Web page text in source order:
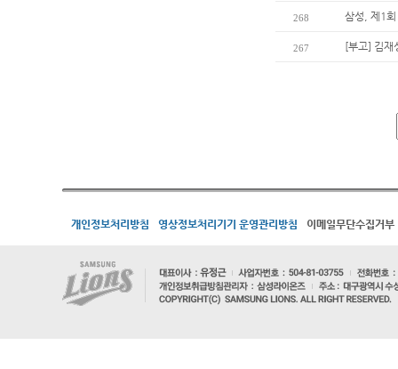
268 삼성, 제1회
267 [부고] 김재
개인정보처리방침 영상정보처리기기 운영관리방침 이메일무단수집거부